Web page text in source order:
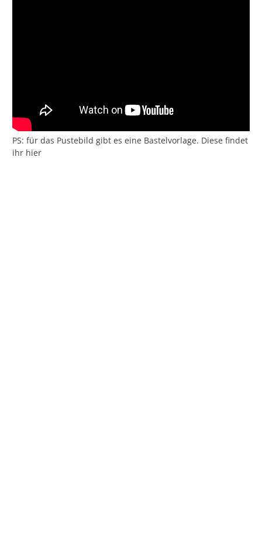
PS: für das Pustebild gibt es eine Bastelvorlage. Diese findet
ihr hier